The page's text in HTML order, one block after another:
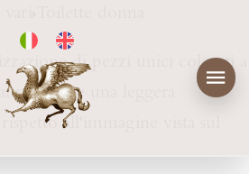
di pezzi unici colorati a
subire una leggera
all'immagine vista sul